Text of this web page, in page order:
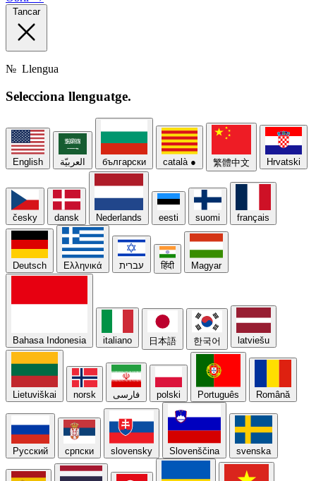
Tancar
№ Llengua
Selecciona llenguatge.
English العربيّة български català ● 繁體中文 Hrvatski
česky dansk Nederlands eesti suomi français
Deutsch Ελληνικά עברית हिंदी Magyar
Bahasa Indonesia italiano 日本語 한국어 latviešu
Lietuviškai norsk فارسی polski Português Română
Русский српски slovensky Slovenščina svenska